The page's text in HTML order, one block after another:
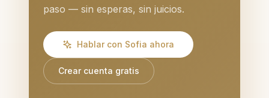
paso — sin esperas, sin juicios.
Hablar con Sofia ahora
Crear cuenta gratis